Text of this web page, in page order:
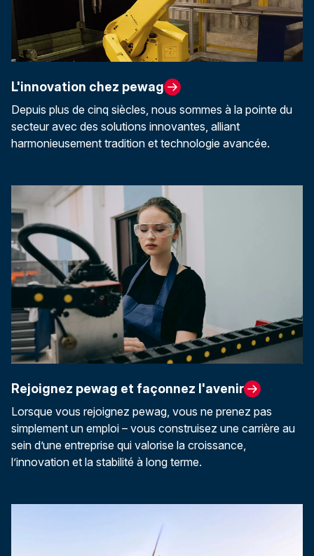
L'innovation chez pewag
Depuis plus de cinq siècles, nous sommes à la pointe du
secteur avec des solutions innovantes, alliant
harmonieusement tradition et technologie avancée.
Rejoignez pewag et façonnez l'avenir
Lorsque vous rejoignez pewag, vous ne prenez pas
simplement un emploi – vous construisez une carrière au
sein d’une entreprise qui valorise la croissance,
l’innovation et la stabilité à long terme.